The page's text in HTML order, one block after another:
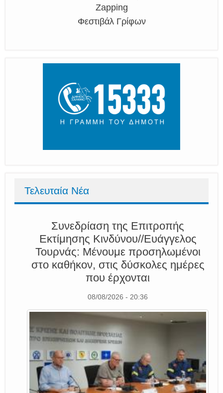
Zapping
Φεστιβάλ Γρίφων
Τελευταία Νέα
Συνεδρίαση της Επιτροπής
Εκτίμησης Κινδύνου//Ευάγγελος
Τουρνάς: Μένουμε προσηλωμένοι
στο καθήκον, στις δύσκολες ημέρες
που έρχονται
08/08/2026 - 20:36